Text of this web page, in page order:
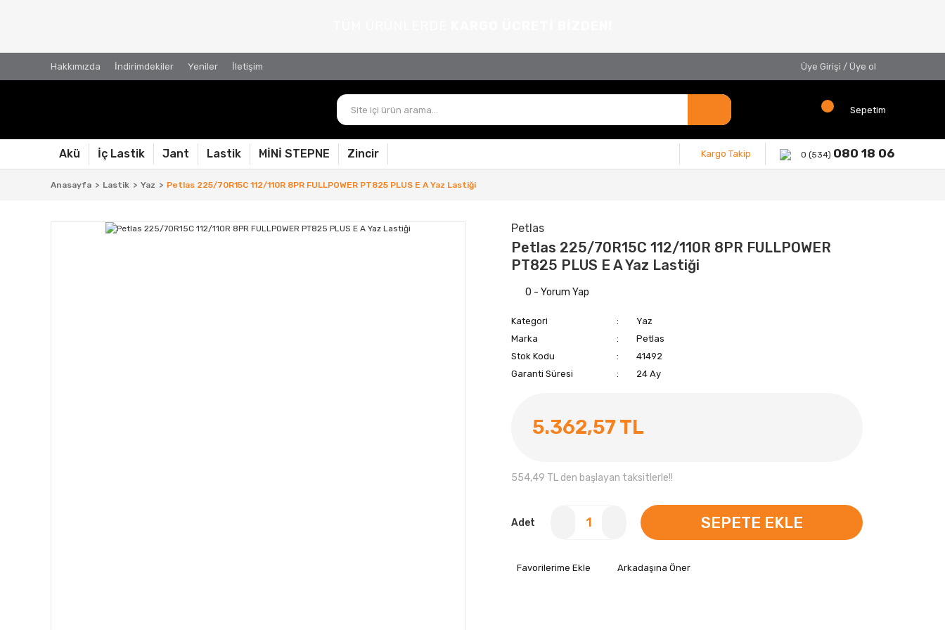
Hakkımızda İndirimdekiler Yeniler İletişim Üye Girişi / Üye ol
Sepetim
Akü İç Lastik Jant Lastik MİNİ STEPNE Zincir Kargo Takip 0 (534) 080 18 06
Anasayfa Lastik Yaz Petlas 225/70R15C 112/110R 8PR FULLPOWER PT825 PLUS E A Yaz Lastiği
Petlas
Petlas 225/70R15C 112/110R 8PR FULLPOWER
PT825 PLUS E A Yaz Lastiği
0 - Yorum Yap
Kategori
Yaz
Marka
Petlas
Stok Kodu
41492
Garanti Süresi
24 Ay
5.362,57 TL
554,49 TL den başlayan taksitlerle!!
Adet SEPETE EKLE
Arkadaşına Öner